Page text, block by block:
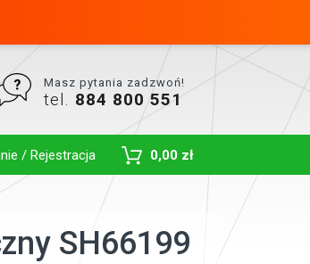
Masz pytania zadzwoń!
tel. 884 800 551
/ Rejestracja 0,00 zł
SH66199